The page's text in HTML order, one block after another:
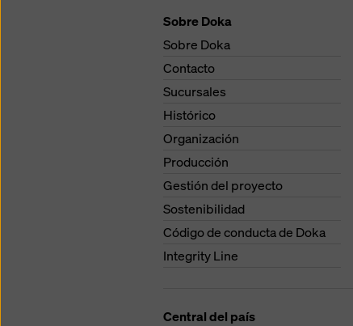
Sobre Doka
Sobre Doka
Contacto
Sucursales
Histórico
Organización
Producción
Gestión del proyecto
Sostenibilidad
Código de conducta de Doka
Integrity Line
Central del país